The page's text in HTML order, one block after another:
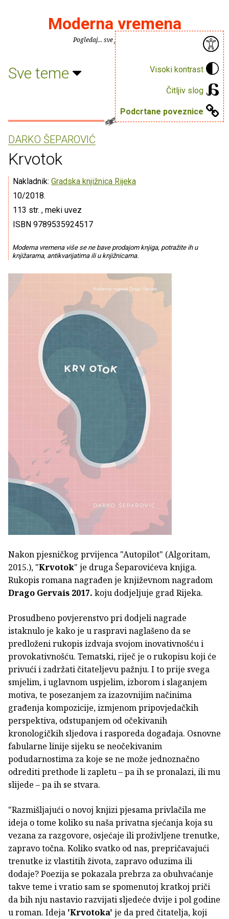
Visoki kontrast
Čitljiv slog
Podcrtane poveznice
Moderna vremena
Pogledaj... sve je puno knjiga.
Sve teme
DARKO ŠEPAROVIĆ
Krvotok
Nakladnik: Gradska knjižnica Rijeka
10/2018.
113 str. , meki uvez
ISBN 9789535924517
Moderna vremena više se ne bave prodajom knjiga, potražite ih u
knjižarama, antikvarijatima ili u knjižnicama.
Nakon pjesničkog prvijenca "Autopilot" (Algoritam,
2015.), "Krvotok" je druga Šeparovićeva knjiga.
Rukopis romana nagrađen je književnom nagradom
Drago Gervais 2017. koju dodjeljuje grad Rijeka.
Prosudbeno povjerenstvo pri dodjeli nagrade
istaknulo je kako je u raspravi naglašeno da se
predloženi rukopis izdvaja svojom inovativnošću i
provokativnošću. Tematski, riječ je o rukopisu koji će
privući i zadržati čitateljevu pažnju. I to prije svega
smjelim, i uglavnom uspjelim, izborom i slaganjem
motiva, te posezanjem za izazovnijim načinima
građenja kompozicije, izmjenom pripovjedačkih
perspektiva, odstupanjem od očekivanih
kronologičkih sljedova i rasporeda događaja. Osnovne
fabularne linije sijeku se neočekivanim
podudarnostima za koje se ne može jednoznačno
odrediti prethode li zapletu – pa ih se pronalazi, ili mu
slijede – pa ih se stvara.
"Razmišljajući o novoj knjizi pjesama privlačila me
ideja o tome koliko su naša privatna sjećanja koja su
vezana za razgovore, osjećaje ili proživljene trenutke,
zapravo točna. Koliko svatko od nas, prepričavajući
trenutke iz vlastitih života, zapravo oduzima ili
dodaje? Poezija se pokazala prebrza za obuhvaćanje
takve teme i vratio sam se spomenutoj kratkoj priči
da bih nju nastavio razvijati sljedeće dvije i pol godine
u roman. Ideja 'Krvotoka' je da pred čitatelja, koji